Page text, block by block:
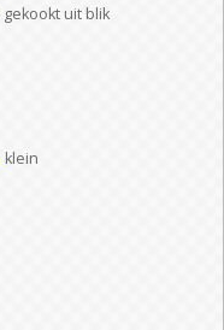
gekookt uit blik
klein